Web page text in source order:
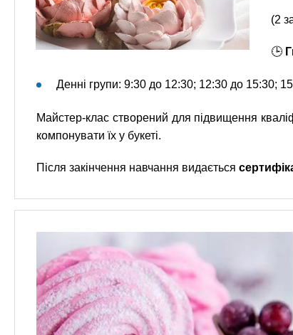
o (2
🕒
Денні групи: 9:30 до 12:30; 12:30 до 15:30;
Майстер-клас створений для підвищення
компонувати їх у букеті.
Після закінчення навчання видається